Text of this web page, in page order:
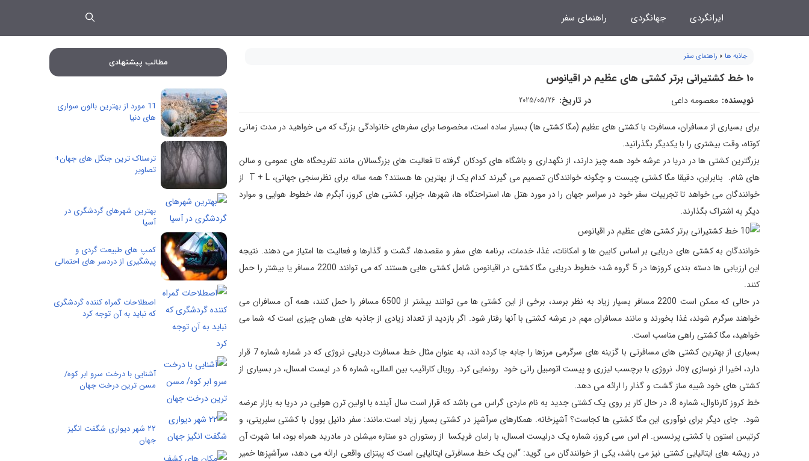
ایرانگردی جهانگردی راهنمای سفر
جاذبه ها » راهنمای سفر
10 خط کشتیرانی برتر کشتی های عظیم در اقیانوس
نویسنده: معصومه داعی در تاریخ: 2025/05/26
برای بسیاری از مسافران، مسافرت با کشتی های عظیم (مگا کشتی ها) بسیار ساده است، مخصوصا برای سفرهای خانوادگی بزرگ که می خواهید در مدت زمانی
کوتاه، وقت بیشتری را با یکدیگر بگذرانید.
بزرگترین کشتی ها در دریا در عرشه خود همه چیز دارند، از نگهداری و باشگاه های کودکان گرفته تا فعالیت های بزرگسالان مانند تفریحگاه های عمومی و سالن
های شام. بنابراین، دقیقا مگا کشتی چیست و چگونه خوانندگان تصمیم می گیرند کدام یک از بهترین ها هستند؟ همه ساله برای نظرسنجی جهانی، T + L از
خوانندگان می خواهد تا تجربیات سفر خود در سراسر جهان را در مورد هتل ها، استراحتگاه ها، شهرها، جزایر، کشتی های کروز، آبگرم ها، خطوط هوایی و موارد
دیگر به اشتراک بگذارند.
خوانندگان به کشتی های دریایی بر اساس کابین ها و امکانات، غذا، خدمات، برنامه های سفر و مقصدها، گشت و گذارها و فعالیت ها امتیاز می دهند. نتیجه
این ارزیابی ها دسته بندی کروزها در 5 گروه شد؛ خطوط دریایی مگا کشتی در اقیانوس شامل کشتی هایی هستند که می توانند 2200 مسافر یا بیشتر را حمل
کنند.
در حالی که ممکن است 2200 مسافر بسیار زیاد به نظر برسد، برخی از این کشتی ها می توانند بیشتر از 6500 مسافر را حمل کنند، همه آن مسافران می
خواهند سرگرم شوند، غذا بخورند و مانند مسافران مهم در عرشه کشتی با آنها رفتار شود. اگر بازدید از تعداد زیادی از جاذبه های همان چیزی است که شما می
خواهید، مگا کشتی راهی مناسب است.
بسیاری از بهترین کشتی های مسافرتی با گزینه های سرگرمی مرزها را جابه جا کرده اند، به عنوان مثال خط مسافرت دریایی نروژی که در شماره شماره 7 قرار
دارد، اخیرا از نوسازی Joy نروژی با برچسب لیزری و پیست اتومبیل رانی خود رونمایی کرد. رویال کارائیب بین المللی، شماره 6 در لیست امسال، در بسیاری از
کشتی های خود شبیه ساز گشت و گذار را ارائه می دهد.
خط کروز کارناوال، شماره 8، در حال کار بر روی یک کشتی جدید به نام ماردی گراس می باشد که قرار است سال آینده با اولین ترن هوایی در دریا به بازار عرضه
شود. جای دیگر برای نوآوری این مگا کشتی ها کجاست؟ آشپزخانه. همکارهای سرآشپز در کشتی بسیار زیاد است.مانند: سفر دانیل بوول با کشتی سلبریتی، و
کرتیس استون با کشتی پرنسس. ام اس سی کروز، شماره یک درلیست امسال، با رامان فریکسا از رستوران دو ستاره میشلن در مادرید همراه بود، اما شهرت آن
در ریشه های ایتالیایی کشتی نیز می باشد، یکی از خوانندگان می گوید: “این یک خط مسافرتی ایتالیایی است که پیتزای واقعی ارائه می دهد، سرآشپزها خمیر
مطالب پیشنهادی
11 مورد از بهترین بالون سواری
های دنیا
ترسناک ترین جنگل های جهان+
تصاویر
بهترین شهرهای گردشگری در
آسیا
کمپ های طبیعت گردی و
پیشگیری از دردسر های احتمالی
اصطلاحات گمراه کننده گردشگری
که نباید به آن توجه کرد
آشنایی با درخت سرو ابر کوه/
مسن ترین درخت جهان
۲۲ شهر دیواری شگفت انگیز
جهان